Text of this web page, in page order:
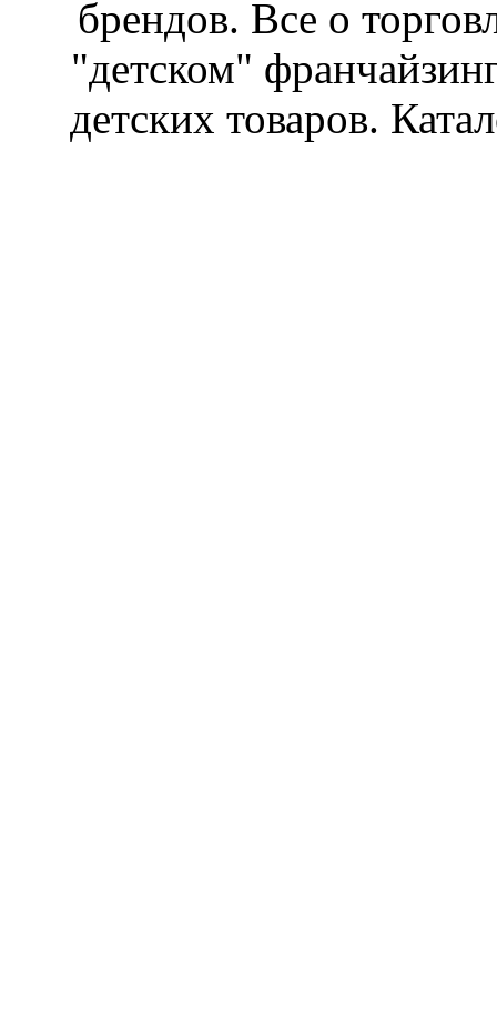
брендов. Все о
"детском"
детских товаров.